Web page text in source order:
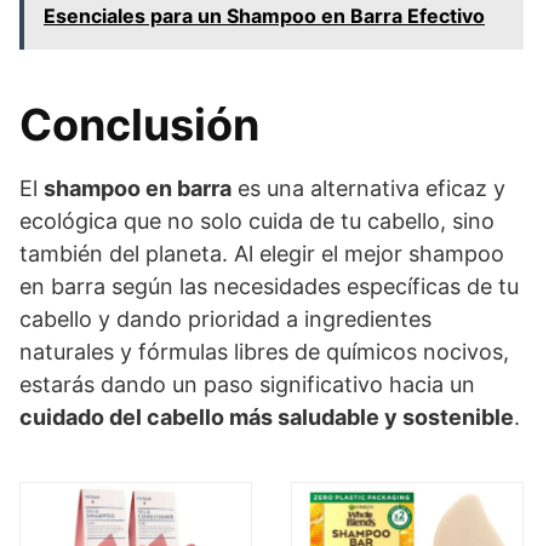
Esenciales para un Shampoo en Barra Efectivo
Conclusión
El shampoo en barra es una alternativa eficaz y
ecológica que no solo cuida de tu cabello, sino
también del planeta. Al elegir el mejor shampoo
en barra según las necesidades específicas de tu
cabello y dando prioridad a ingredientes
naturales y fórmulas libres de químicos nocivos,
estarás dando un paso significativo hacia un
cuidado del cabello más saludable y sostenible.